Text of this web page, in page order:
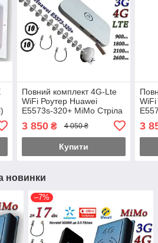
Повний комплект 4G-Lte
WiFi Роутер Huawei
E5573s-320+ MiMo Стріла
1700-2170 МГц Гармата
на 20 дБ
3 850₴ 4 050 ₴
Купити
WiFi
на
3
новинки
–7%